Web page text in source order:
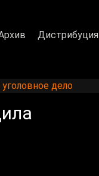
Дистрибуция
дело